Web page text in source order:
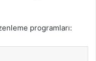
programları: